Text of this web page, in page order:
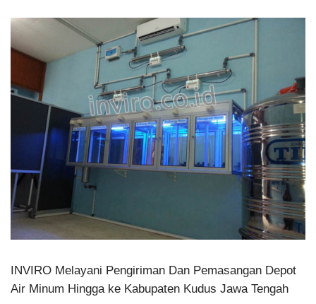
INVIRO Melayani Pengiriman Dan Pemasangan Depot
Air Minum Hingga ke Kabupaten Kudus Jawa Tengah